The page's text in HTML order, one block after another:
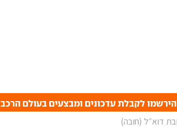
הירשמו לקבלת עדכונים ומבצעים בעולם הרכב